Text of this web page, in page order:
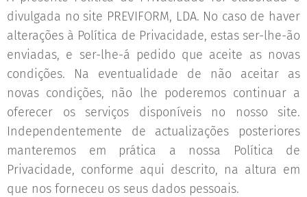
divulgada no site PREVIFORM, LDA. No caso de haver
alterações à Política de Privacidade, estas ser-lhe-ão
enviadas, e ser-lhe-á pedido que aceite as novas
condições. Na eventualidade de não aceitar as
novas condições, não lhe poderemos continuar a
oferecer os serviços disponíveis no nosso site.
Independentemente de actualizações posteriores
manteremos em prática a nossa Política de
Privacidade, conforme aqui descrito, na altura em
que nos forneceu os seus dados pessoais.